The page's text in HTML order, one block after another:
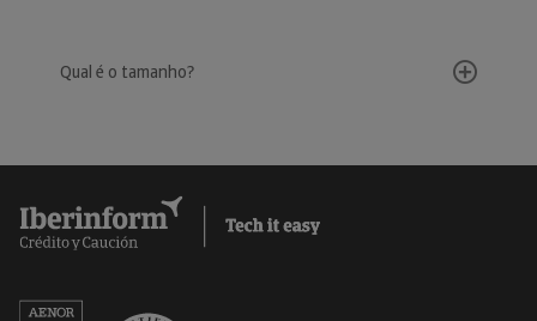
Qual é o tamanho?